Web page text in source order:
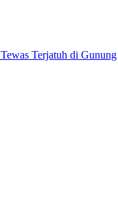
Terjatuh di Gunung